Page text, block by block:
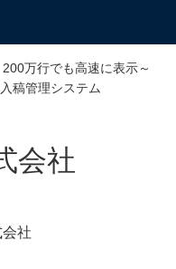
200万行でも高速に表示～
稿管理システム
会社